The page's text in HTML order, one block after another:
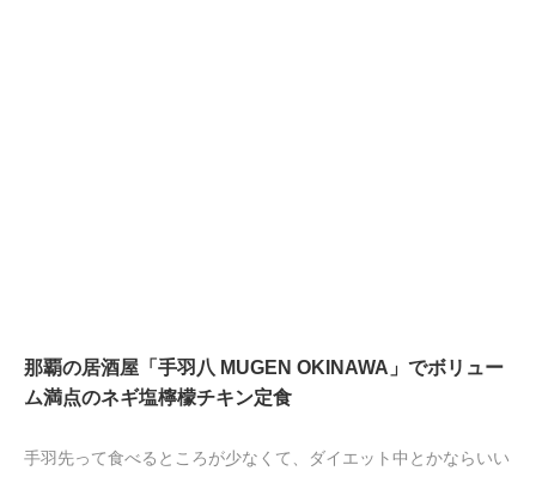
那覇の居酒屋「手羽八 MUGEN OKINAWA」でボリュー
ム満点のネギ塩檸檬チキン定食
手羽先って食べるところが少なくて、ダイエット中とかならいい